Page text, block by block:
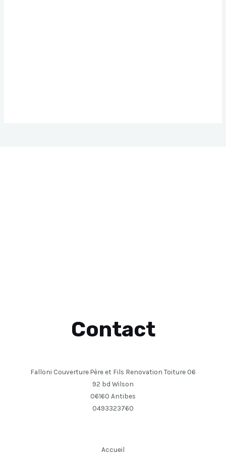
Contact
Falloni Couverture Père et Fils Renovation Toiture 06
92 bd Wilson
06160 Antibes
0493323760
Accueil